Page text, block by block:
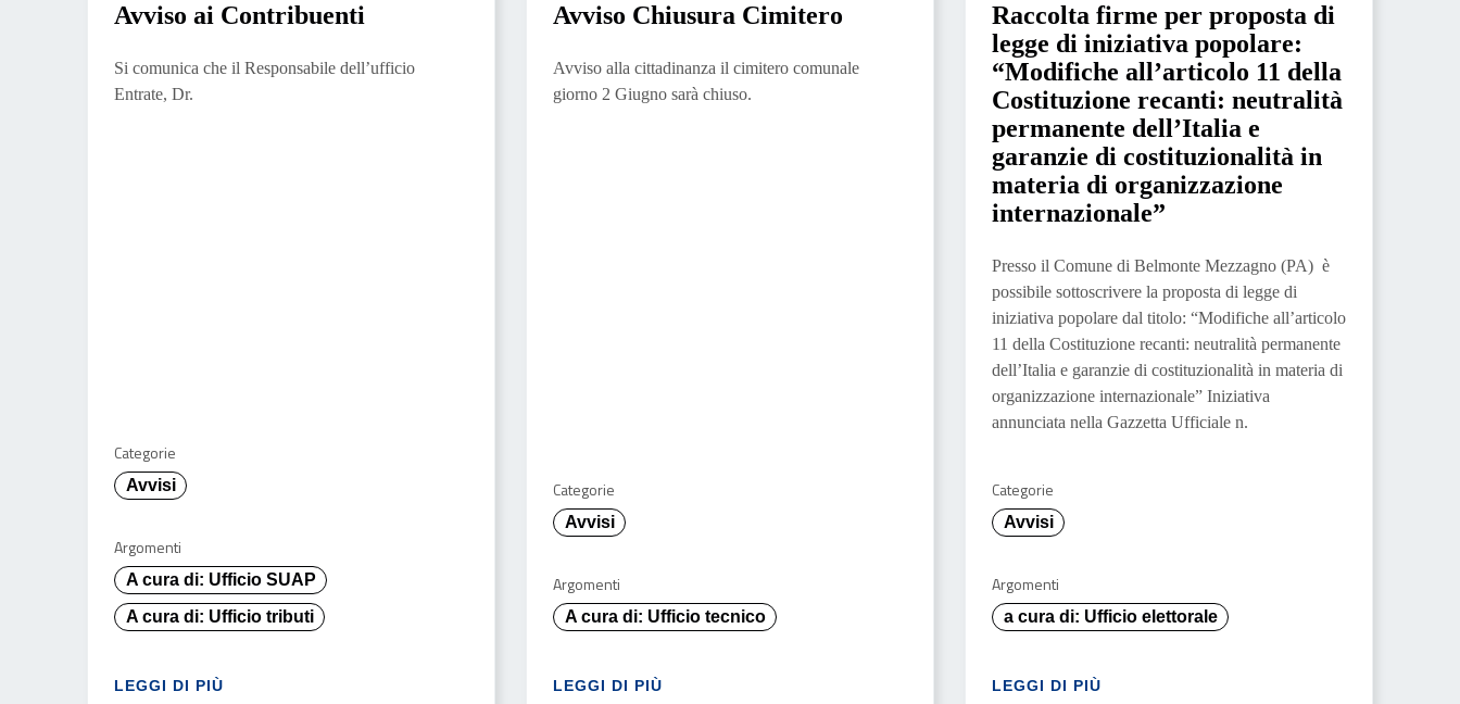
Avviso ai Contribuenti
Si comunica che il Responsabile dell’ufficio
Entrate, Dr.
Categorie
Avvisi
Argomenti
A cura di: Ufficio SUAP
A cura di: Ufficio tributi
LEGGI DI PIÙ
Avviso Chiusura Cimitero
Avviso alla cittadinanza il cimitero comunale
giorno 2 Giugno sarà chiuso.
Categorie
Avvisi
Argomenti
A cura di: Ufficio tecnico
LEGGI DI PIÙ
Raccolta firme per proposta di
legge di iniziativa popolare:
“Modifiche all’articolo 11 della
Costituzione recanti: neutralità
permanente dell’Italia e
garanzie di costituzionalità in
materia di organizzazione
internazionale”
Presso il Comune di Belmonte Mezzagno (PA) è
possibile sottoscrivere la proposta di legge di
iniziativa popolare dal titolo: “Modifiche all’articolo
11 della Costituzione recanti: neutralità permanente
dell’Italia e garanzie di costituzionalità in materia di
organizzazione internazionale” Iniziativa
annunciata nella Gazzetta Ufficiale n.
Categorie
Avvisi
Argomenti
a cura di: Ufficio elettorale
LEGGI DI PIÙ